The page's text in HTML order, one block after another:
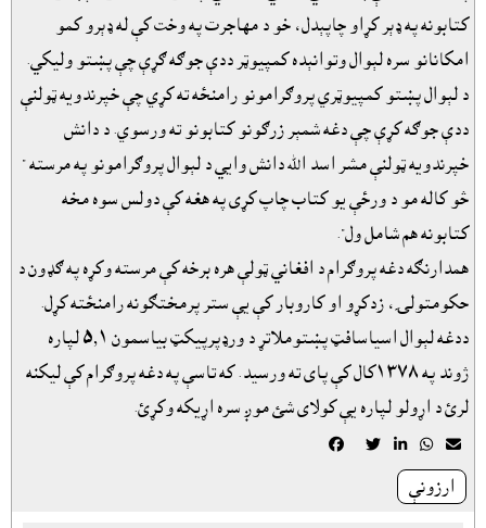
کتابونه په ډېر کړاو چاپېدل، خو د مهاجرت په وخت کې له ډېرو کمو
امکانانو سره لېوال وتوانېده کمپيوټر ددې جوګه ګړې چې پښتو وليکي.
د لېوال پښتو کمپيوټري پروګرامونو رامنځه ته کړي چې خپرندويه ټولنې
ددې جوګه کړې چې دغه شمېر زرګونو کتابونو ته ورسوي. د دانش
خپرندويه ټولنې مشر اسد الله دانش وايي د لېوال پروګرامونو په مرسته "
څو کاله مو د ورځې يو کتاب چاپ کړى په هغه کې دولس سوه مخه
کتابونه هم شامل ول".
همدارنګه دغه پروګرام د افغاني ټولې هره برخه کې مرسته وکړه په ګډون د
حکومتولۍ، زدکړو او کاروبار کې يې ستر پرمختګونه رامنځته کړل.
ددغه لېوال اسياسافټ پښتوملاتړ د ورډپرپيکټ بياسمون ٥٫١ لپاره
ژوند په ١٣٧٨کال کې پاى ته ورسيد. که تاسې په دغه پروګرام کې ليکنه
لرئ د اړولو لپاره يې کولاى شئ موږ سره اړيکه وکړئ.
    
ارزونې